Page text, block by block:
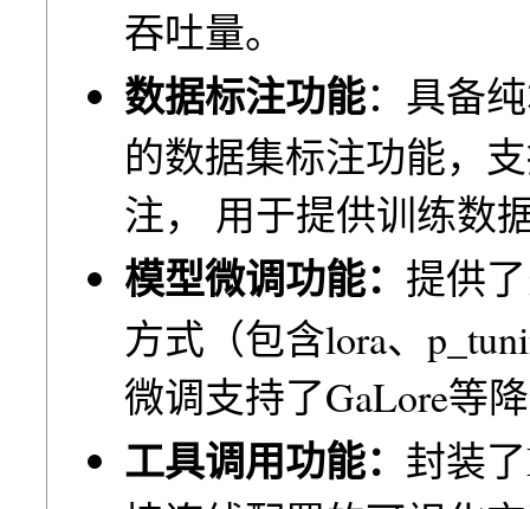
吞吐量。
数据标注功能：具备
的数据集标注功能，
注， ⽤于提供训练数
模型微调功能： 提供
⽅式（包含lora、
微调⽀持了GaLore等
⼯具调⽤功能： 封装